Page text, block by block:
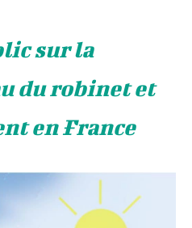
sur la
du robinet et
en France